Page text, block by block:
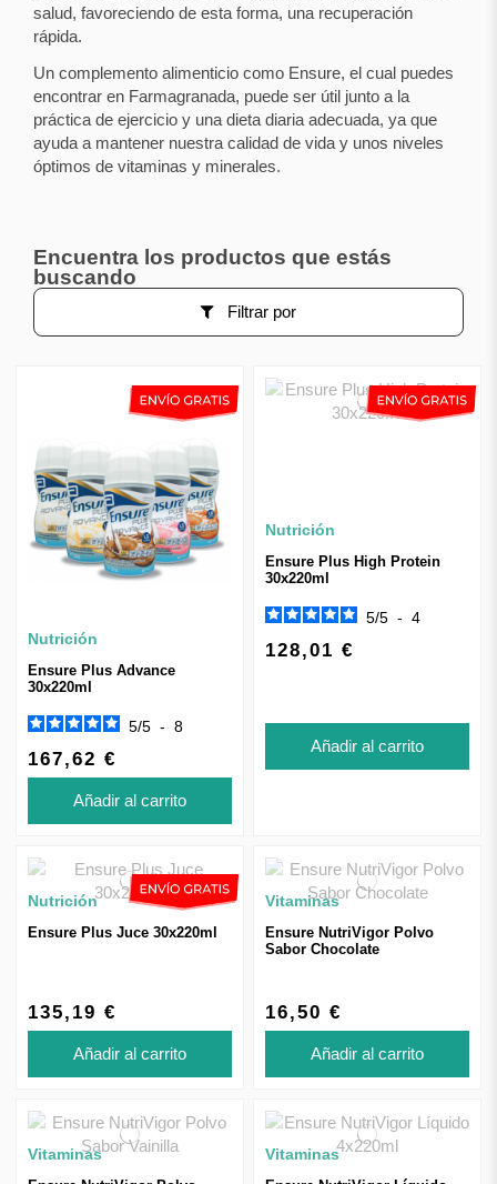
salud, favoreciendo de esta forma, una recuperación
rápida.
Un complemento alimenticio como Ensure, el cual puedes
encontrar en Farmagranada, puede ser útil junto a la
práctica de ejercicio y una dieta diaria adecuada, ya que
ayuda a mantener nuestra calidad de vida y unos niveles
óptimos de vitaminas y minerales.
Encuentra los productos que estás
buscando
Filtrar por
Nutrición
Ensure Plus Advance
30x220ml
5/5 - 8
167,62 €
Añadir al carrito
Nutrición
Ensure Plus High Protein
30x220ml
5/5 - 4
128,01 €
Añadir al carrito
Nutrición
Ensure Plus Juce 30x220ml
135,19 €
Añadir al carrito
Vitaminas
Ensure NutriVigor Polvo
Sabor Chocolate
16,50 €
Añadir al carrito
Vitaminas Vitaminas